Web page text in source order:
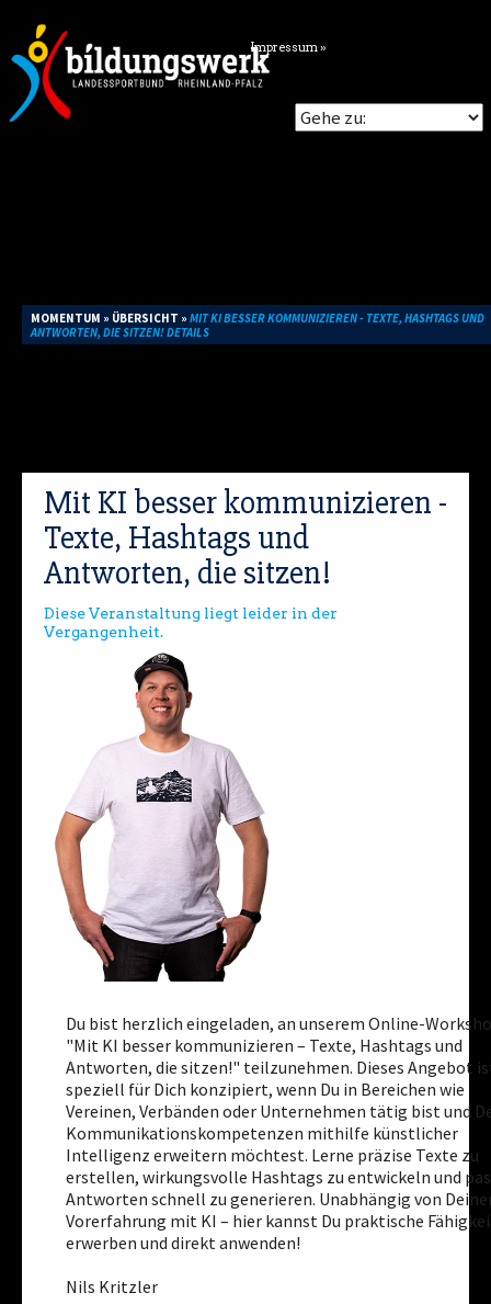
Impressum »
MOMENTUM » ÜBERSICHT » MIT KI BESSER KOMMUNIZIEREN - TEXTE, HASHTAGS UND
ANTWORTEN, DIE SITZEN! DETAILS
Mit KI besser kommunizieren -
Texte, Hashtags und
Antworten, die sitzen!
Diese Veranstaltung liegt leider in der
Vergangenheit.
Du bist herzlich eingeladen, an unserem Online-
"Mit KI besser kommunizieren – Texte, Hashtags und
Antworten, die sitzen!" teilzunehmen. Dieses Angebot
speziell für Dich konzipiert, wenn Du in Bereichen wie
Vereinen, Verbänden oder Unternehmen tätig bist und
Kommunikationskompetenzen mithilfe künstlicher
Intelligenz erweitern möchtest. Lerne präzise Texte zu
erstellen, wirkungsvolle Hashtags zu entwickeln und
Antworten schnell zu generieren. Unabhängig von
Vorerfahrung mit KI – hier kannst Du praktische
erwerben und direkt anwenden!
Nils Kritzler